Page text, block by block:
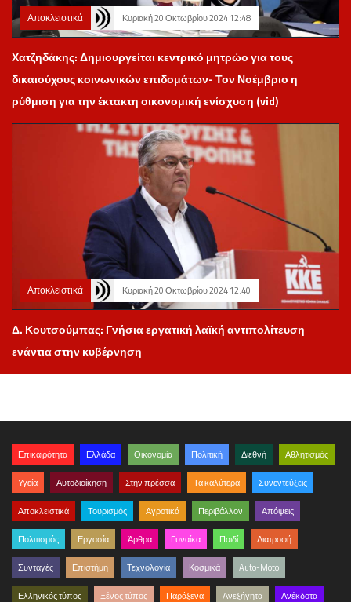
Αποκλειστικά Κυριακή 20 Οκτωβρίου 2024 12:48
Χατζηδάκης: Δημιουργείται κεντρικό μητρώο για τους
δικαιούχους κοινωνικών επιδομάτων- Τον Νοέμβριο η
ρύθμιση για την έκτακτη οικονομική ενίσχυση (vid)
Αποκλειστικά Κυριακή 20 Οκτωβρίου 2024 12:40
Δ. Κουτσούμπας: Γνήσια εργατική λαϊκή αντιπολίτευση
ενάντια στην κυβέρνηση
Επικαιρότητα Ελλάδα Οικονομία Πολιτική Διεθνή Αθλητισμός
Υγεία Αυτοδιοίκηση Στην πρέσσα Τα καλύτερα Συνεντεύξεις
Αποκλειστικά Τουρισμός Αγροτικά Περιβάλλον Απόψεις
Πολιτισμός Εργασία Άρθρα Γυναίκα Παιδί Διατροφή
Συνταγές Επιστήμη Τεχνολογία Κοσμικά Auto-Moto
Ελληνικός τύπος Ξένος τύπος Παράξενα Ανεξήγητα Ανέκδοτα